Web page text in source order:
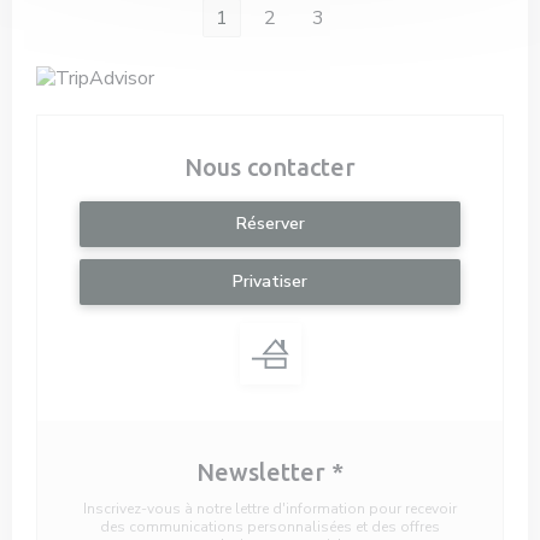
1 2 3
Nous contacter
Réserver
Privatiser
Newsletter *
Inscrivez-vous à notre lettre d'information pour recevoir
des communications personnalisées et des offres